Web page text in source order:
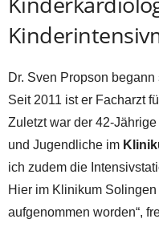
Dr. Sven Propson
Seit 2011 ist er Facharzt
Zuletzt war der 42-
und Jugendliche im
ich zudem die
Hier im Klinikum
aufgenommen worden“,